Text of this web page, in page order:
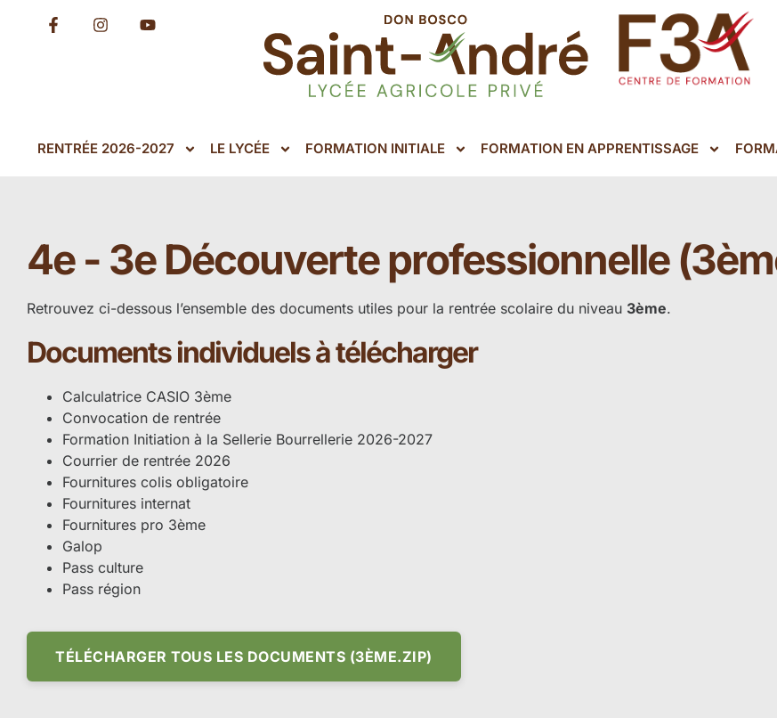
RENTRÉE 2026-2027 LE LYCÉE FORMATION INITIALE FORMATION EN APPRENTISSAGE
4e - 3e Découverte professionnelle
Retrouvez ci-dessous l’ensemble des documents utiles pour la rentrée scolaire du niveau 3ème.
Documents individuels à télécharger
Calculatrice CASIO 3ème
Convocation de rentrée
Formation Initiation à la Sellerie Bourrellerie 2026-2027
Courrier de rentrée 2026
Fournitures colis obligatoire
Fournitures internat
Fournitures pro 3ème
Galop
Pass culture
Pass région
TÉLÉCHARGER TOUS LES DOCUMENTS (3ÈME.ZIP)